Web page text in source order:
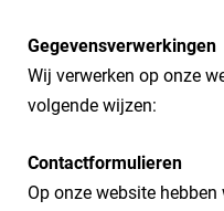
Gegevensverwerkingen
Wij verwerken op onze
volgende wijzen:
Contactformulieren
Op onze website